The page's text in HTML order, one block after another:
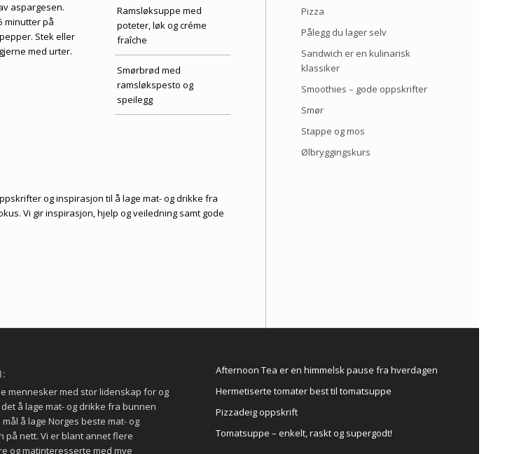
aspargesen.
minutter på
Stek eller
med urter.
Ramsløksuppe med
poteter, løk og créme
fraîche
Smørbrød med
ramsløkspesto og
speilegg
og inspirasjon til å lage mat- og drikke fra
Vi gir inspirasjon, hjelp og veiledning samt gode
Pizza
Pålegg du lager selv
Sandwich er en kulinarisk
klassiker
Smoothies – gode oppskrifter
Smør
Stappe og mos
Ølbryggingskurs
mennesker med stor lidenskap for og
å lage mat- og drikke fra bunnen
mål å lage Norges beste mat- og
på nett. Vi er blant annet flere
og matinteresserte med mye
Afternoon Tea er en himmelsk pause fra hverdagen
Hermetiserte tomater best til tomatsuppe
Pizzadeig oppskrift
Tomatsuppe – enkelt, raskt og supergodt!